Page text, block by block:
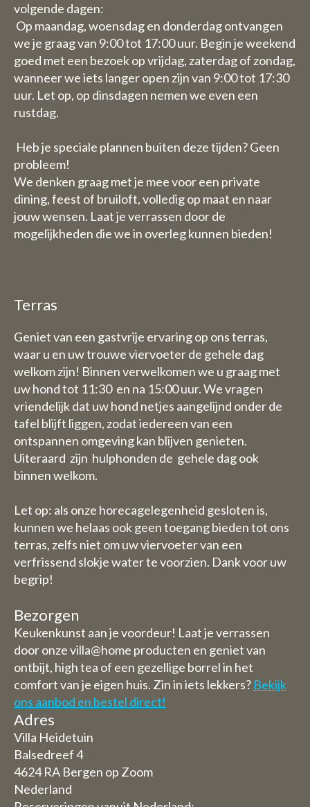
volgende dagen:
Op maandag, woensdag en donderdag ontvangen
we je graag van 9:00 tot 17:00 uur. Begin je weekend
goed met een bezoek op vrijdag, zaterdag of zondag,
wanneer we iets langer open zijn van 9:00 tot 17:30
uur. Let op, op dinsdagen nemen we even een
rustdag.
Heb je speciale plannen buiten deze tijden? Geen
probleem!
We denken graag met je mee voor een private
dining, feest of bruiloft, volledig op maat en naar
jouw wensen. Laat je verrassen door de
mogelijkheden die we in overleg kunnen bieden!
Terras
Geniet van een gastvrije ervaring op ons terras,
waar u en uw trouwe viervoeter de gehele dag
welkom zijn! Binnen verwelkomen we u graag met
uw hond tot 11:30 en na 15:00 uur. We vragen
vriendelijk dat uw hond netjes aangelijnd onder de
tafel blijft liggen, zodat iedereen van een
ontspannen omgeving kan blijven genieten.
Uiteraard zijn hulphonden de gehele dag ook
binnen welkom.
Let op: als onze horecagelegenheid gesloten is,
kunnen we helaas ook geen toegang bieden tot ons
terras, zelfs niet om uw viervoeter van een
verfrissend slokje water te voorzien. Dank voor uw
begrip!
Bezorgen
Keukenkunst aan je voordeur! Laat je verrassen
door onze villa@home producten en geniet van
ontbijt, high tea of een gezellige borrel in het
comfort van je eigen huis. Zin in iets lekkers? Bekijk
ons aanbod en bestel direct!
Adres
Villa Heidetuin
Balsedreef 4
4624 RA Bergen op Zoom
Nederland
Vanwege de vakantieperiode
hebben wij enkele aangepaste
openingstijden/ sluitingsdagen.
Daghoreca:
Woensdag 29 en donderdag 30
juli zijn wij gesloten met de
horeca (u kunt dus wel kamers
boeken)
Vrijdag 31 juli t/tm zondag 1
augustus staan wij dan graag
wel voor u klaar van 9 uur tot
met 9 augustus zijn wij geheel
overnachtingen)
B&B:
De week van 3 Augustus tot en
met 9 augustus zijn wij ook
gesloten voor overnachtingen